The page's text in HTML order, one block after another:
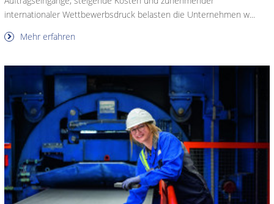
internationaler Wettbewerbsdruck belasten die Unternehmen w...
Mehr erfahren